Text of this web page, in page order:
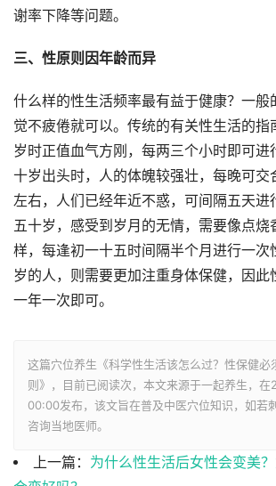
谢率下降等问题。
三、性原则因年龄而异
什么样的性生活频率最有益于健康？一般
觉不疲倦就可以。传统的有关性生活的指
岁时正值血气方刚，每两三个小时即可进
十岁出头时，人的体魄较强壮，每晚可交
左右，人们已经年近不惑，可间隔五天进
五十岁，感受到岁月的无情，需要像点烧
样，每逢初一十五时间隔半个月进行一次
岁的人，则需要更加注重身体保健，因此
一年一次即可。
这篇穴位养生《科学性生活该怎么过？性保健必
则》，目前已阅读次，本文来源于一起养生，
00:00发布，该文旨在普及中医穴位知识，如若
咨询当地医师。
上一篇： 为什么性生活后女性会变美